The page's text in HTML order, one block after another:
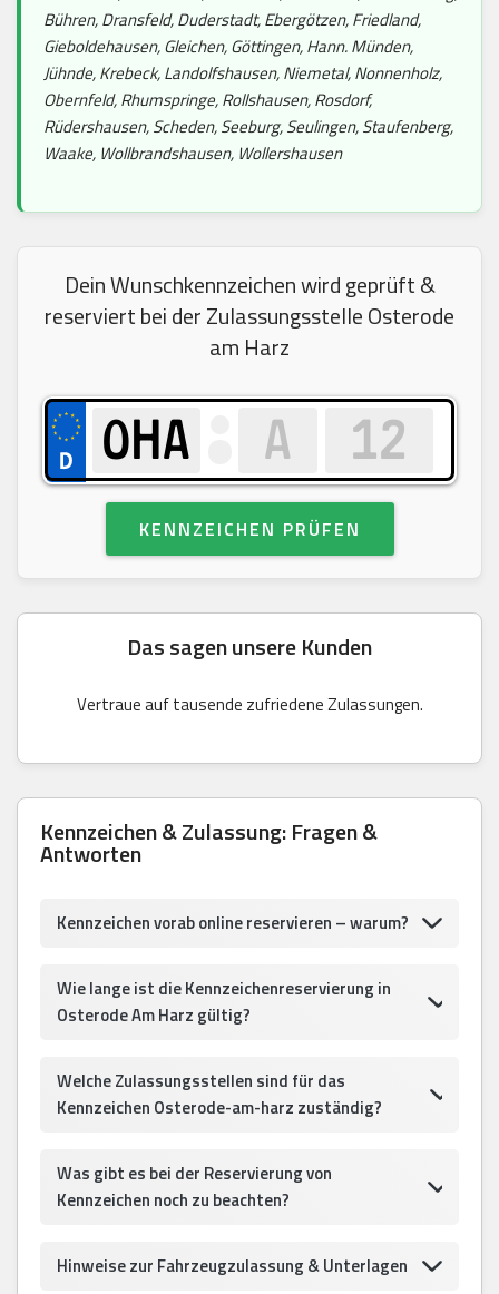
Bühren, Dransfeld, Duderstadt, Ebergötzen, Friedland,
Gieboldehausen, Gleichen, Göttingen, Hann. Münden,
Jühnde, Krebeck, Landolfshausen, Niemetal, Nonnenholz,
Obernfeld, Rhumspringe, Rollshausen, Rosdorf,
Rüdershausen, Scheden, Seeburg, Seulingen, Staufenberg,
Waake, Wollbrandshausen, Wollershausen
Dein Wunschkennzeichen wird geprüft &
reserviert bei der Zulassungsstelle Osterode
am Harz
KENNZEICHEN PRÜFEN
Das sagen unsere Kunden
Vertraue auf tausende zufriedene Zulassungen.
Kennzeichen & Zulassung: Fragen &
Antworten
Kennzeichen vorab online reservieren – warum?
Wie lange ist die Kennzeichenreservierung in
Osterode Am Harz gültig?
Welche Zulassungsstellen sind für das
Kennzeichen Osterode-am-harz zuständig?
Was gibt es bei der Reservierung von
Kennzeichen noch zu beachten?
Hinweise zur Fahrzeugzulassung & Unterlagen